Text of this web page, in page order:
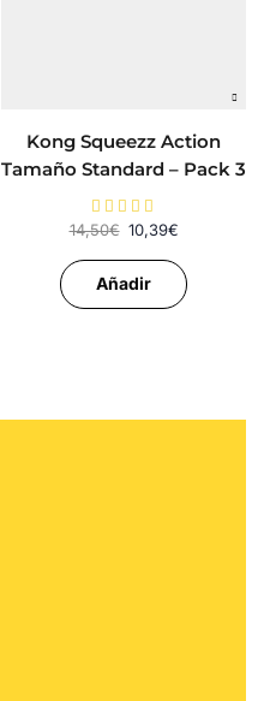
Kong Squeezz Action
Tamaño Standard – Pack 3
Pelotas para Perros
14,50€ 10,39€
Añadir